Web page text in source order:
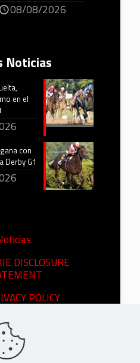
08/08/2026
Noticias
en el
con
Derby G1
DISCLOSURE
POLICY